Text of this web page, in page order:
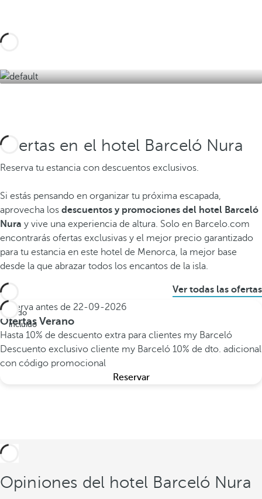
Ofertas en el hotel Barceló Nura
Reserva tu estancia con descuentos exclusivos.
Si estás pensando en organizar tu próxima escapada,
aprovecha los descuentos y promociones del hotel Barceló
Nura y vive una experiencia de altura. Solo en Barcelo.com
encontrarás ofertas exclusivas y el mejor precio garantizado
para tu estancia en este hotel de Menorca, la mejor base
desde la que abrazar todos los encantos de la isla.
Ver todas las ofertas
Todo
incluido
Reserva antes de 22-09-2026
Ofertas Verano
Hasta 10% de descuento extra para clientes my Barceló
Descuento exclusivo cliente my Barceló 10% de dto. adicional
con código promocional
Reservar
Opiniones del hotel Barceló Nura